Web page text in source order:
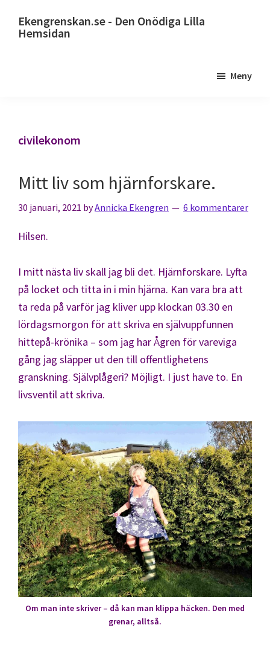
Ekengrenskan.se - Den Onödiga Lilla
Hemsidan
Meny
civilekonom
Mitt liv som hjärnforskare.
30 januari, 2021 byAnnicka Ekengren 6 kommentarer
Hilsen.
I mitt nästa liv skall jag bli det. Hjärnforskare. Lyfta
på locket och titta in i min hjärna. Kan vara bra att
ta reda på varför jag kliver upp klockan 03.30 en
lördagsmorgon för att skriva en självuppfunnen
hittepå-krönika – som jag har Ågren för vareviga
gång jag släpper ut den till offentlighetens
granskning. Självplågeri? Möjligt. I just have to. En
livsventil att skriva.
Om man inte skriver – då kan man klippa häcken. Den med
grenar, alltså.